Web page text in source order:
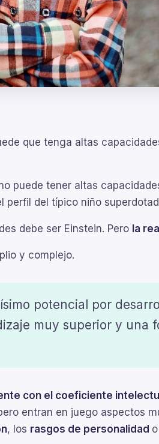
que tenga altas
puede tener altas
del típico niño
debe ser Einstein. Pero la
y complejo.
potencial por
muy superior y una
con el coeficiente
entran en juego aspectos
, los rasgos de personalidad o